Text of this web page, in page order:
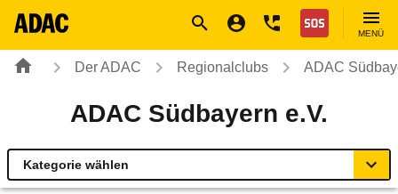
Nothilfe
MENÜ
Der ADAC Regionalclubs ADAC
ADAC Südbayern e.V.
Kategorie wählen